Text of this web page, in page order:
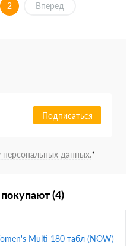
2 Вперед
Подписаться
персональных данных.*
(4)
Multi 180 табл (NOW)